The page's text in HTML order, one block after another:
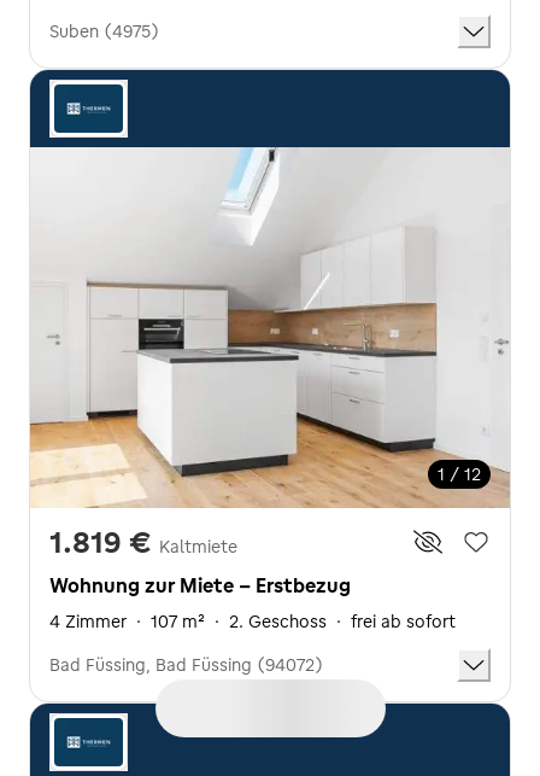
Suben (4975)
1 / 12
1.819 € Kaltmiete
Wohnung zur Miete - Erstbezug
4 Zimmer · 107 m² · 2. Geschoss · frei ab sofort
Bad Füssing, Bad Füssing (94072)